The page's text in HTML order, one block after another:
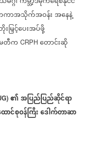
ကာအသိုက်အဝန်းအနေနဲ့
းမြှင့်ပေးအပ်ဖို့
မတီက CRPH တောင်းဆို
၏အပြည်ပြည်ဆိုင်ရာ
ာင်စုဝန်ကြီးဒေါက်တာဆာ